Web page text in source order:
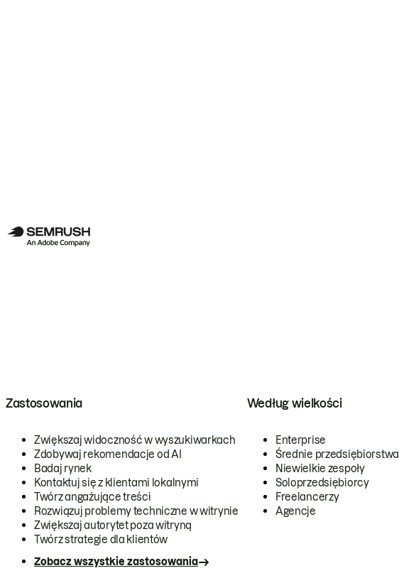
Zastosowania
Zwiększaj widoczność w wyszukiwarkach
Zdobywaj rekomendacje od AI
Badaj rynek
Kontaktuj się z klientami lokalnymi
Twórz angażujące treści
Rozwiązuj problemy techniczne w witrynie
Zwiększaj autorytet poza witryną
Twórz strategie dla klientów
Zobacz wszystkie zastosowania
Według wielkości
Enterprise
Średnie przedsiębiorstwa
Niewielkie zespoły
Soloprzedsiębiorcy
Freelancerzy
Agencje